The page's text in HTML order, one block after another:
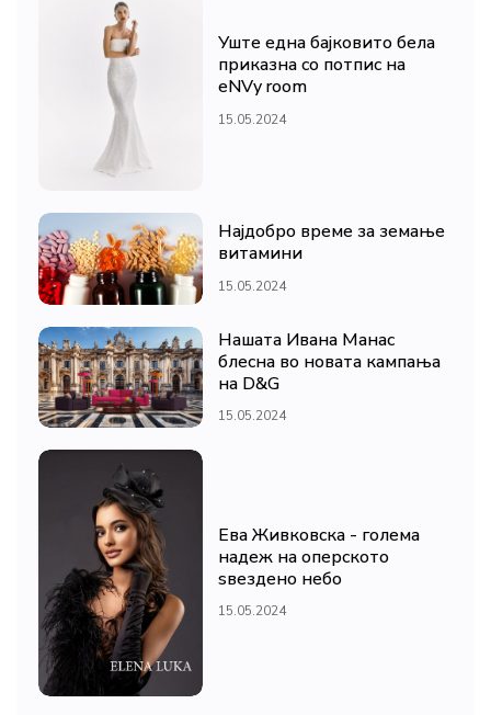
Уште една бајковито бела
приказна со потпис на
eNVy room
15.05.2024
Најдобро време за земање
витамини
15.05.2024
Нашата Ивана Манас
блесна во новата кампања
на D&G
15.05.2024
Ева Живковска - голема
надеж на оперското
ѕвездено небо
15.05.2024